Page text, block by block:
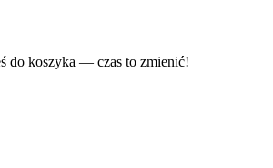
do koszyka — czas to zmienić!